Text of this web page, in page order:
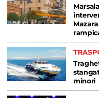
minori